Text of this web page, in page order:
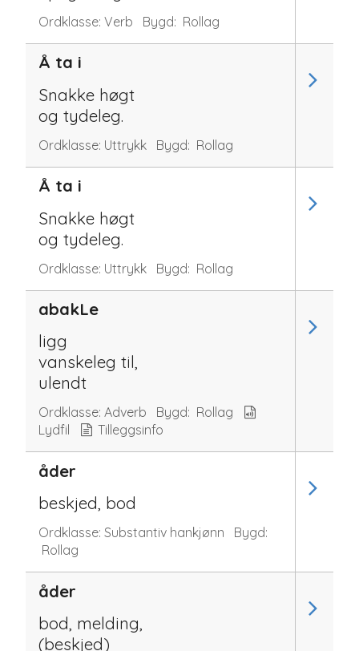
Ordklasse: Verb Bygd: Rollag
Å ta i
Snakke høgt
og tydeleg.
Ordklasse: Uttrykk Bygd: Rollag
Å ta i
Snakke høgt
og tydeleg.
Ordklasse: Uttrykk Bygd: Rollag
abakLe
ligg
vanskeleg til,
ulendt
Ordklasse: Adverb Bygd: Rollag
Lydfil
Tilleggsinfo
åder
beskjed, bod
Ordklasse: Substantiv hankjønn
Bygd:
Rollag
åder
bod, melding,
(beskjed)